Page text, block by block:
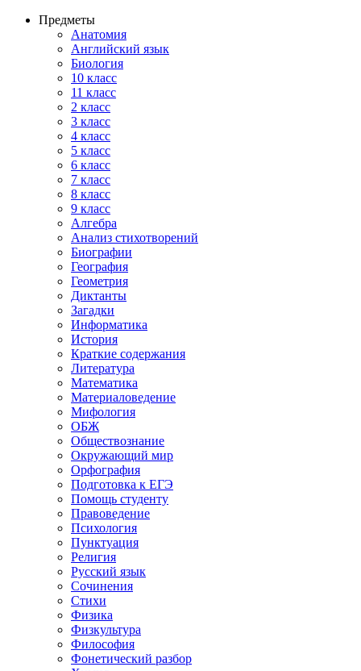
Предметы
Анатомия
Английский язык
Биология
10 класс
11 класс
2 класс
3 класс
4 класс
5 класс
6 класс
7 класс
8 класс
9 класс
Алгебра
Анализ стихотворений
Биографии
География
Геометрия
Диктанты
Загадки
Информатика
История
Краткие содержания
Литература
Математика
Материаловедение
Мифология
ОБЖ
Обществознание
Окружающий мир
Орфография
Подготовка к ЕГЭ
Помощь студенту
Правоведение
Психология
Пунктуация
Религия
Русский язык
Сочинения
Стихи
Физика
Физкультура
Философия
Фонетический разбор